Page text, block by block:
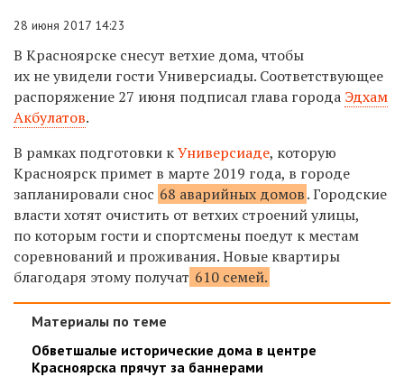
28 июня 2017 14:23
В Красноярске снесут ветхие дома, чтобы
их не увидели гости Универсиады. Соответствующее
распоряжение 27 июня подписал глава города Эдхам
Акбулатов.
В рамках подготовки кУниверсиаде, которую
Красноярск примет в марте 2019 года, в городе
запланировали снос 68 аварийных домов. Городские
власти хотят очистить от ветхих строений улицы,
по которым гости и спортсмены поедут к местам
соревнований и проживания. Новые квартиры
благодаря этому получат 610 семей.
Материалы по теме
Обветшалые исторические дома в центре
Красноярска прячут за баннерами